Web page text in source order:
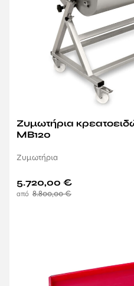
Ζυμωτήρια
MB120
Ζυμωτήρια
8.800,00€
5.720,00 €